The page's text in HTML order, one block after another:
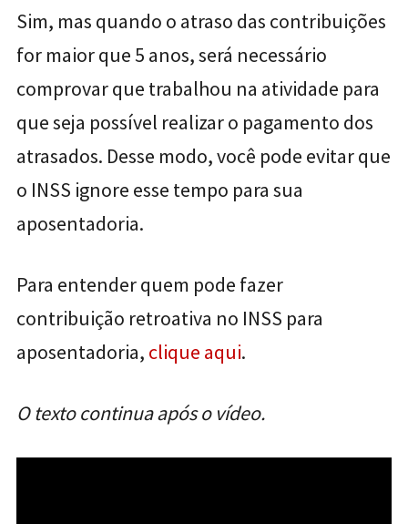
Sim, mas quando o atraso das contribuições
for maior que 5 anos, será necessário
comprovar que trabalhou na atividade para
que seja possível realizar o pagamento dos
atrasados. Desse modo, você pode evitar que
o INSS ignore esse tempo para sua
aposentadoria.
Para entender quem pode fazer
contribuição retroativa no INSS para
aposentadoria, clique aqui.
O texto continua após o vídeo.